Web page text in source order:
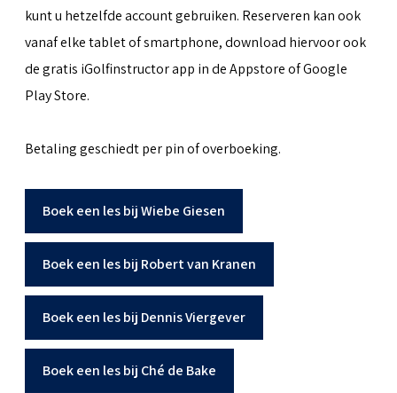
kunt u hetzelfde account gebruiken. Reserveren kan ook
vanaf elke tablet of smartphone, download hiervoor ook
de gratis iGolfinstructor app in de Appstore of Google
Play Store.
Betaling geschiedt per pin of overboeking.
Boek een les bij Wiebe Giesen
Boek een les bij Robert van Kranen
Boek een les bij Dennis Viergever
Boek een les bij Ché de Bake